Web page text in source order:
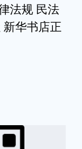
法规 民法
华书店正